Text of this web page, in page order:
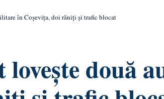
în Coșevița, doi răniți și trafic blocat
lovește două